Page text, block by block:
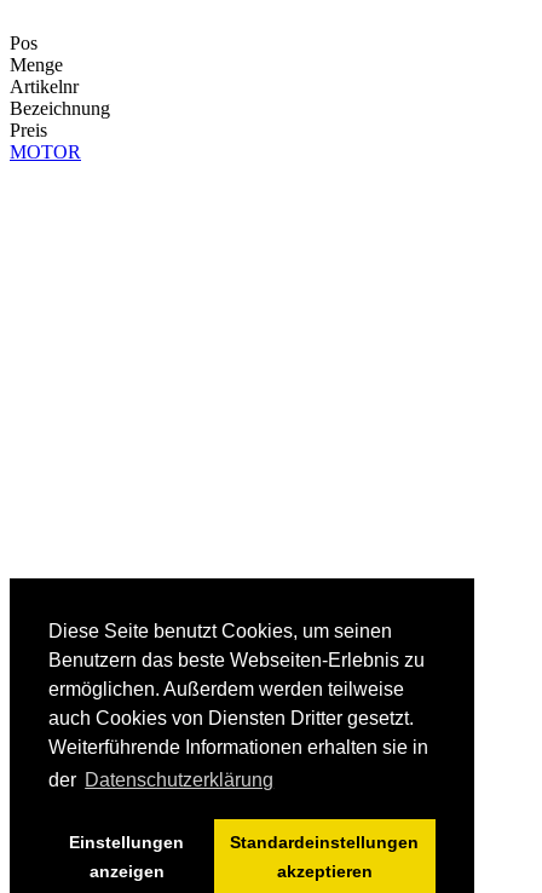
Diese Seite benutzt Cookies, um seinen
Benutzern das beste Webseiten-Erlebnis zu
ermöglichen. Außerdem werden teilweise
auch Cookies von Diensten Dritter gesetzt.
Weiterführende Informationen erhalten sie in
der Datenschutzerklärung
Einstellungen
anzeigen
Standardeinstellungen
akzeptieren
Pos
Menge
Artikelnr
Bezeichnung
Preis
MOTOR